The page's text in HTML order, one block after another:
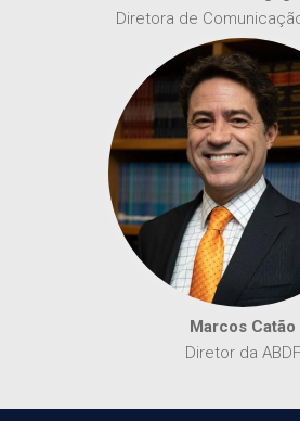
Diretora de
Marcos Catão
Diretor da ABDF